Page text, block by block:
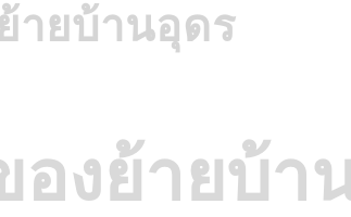
ายบ้านอุดร
งย้ายบ้า